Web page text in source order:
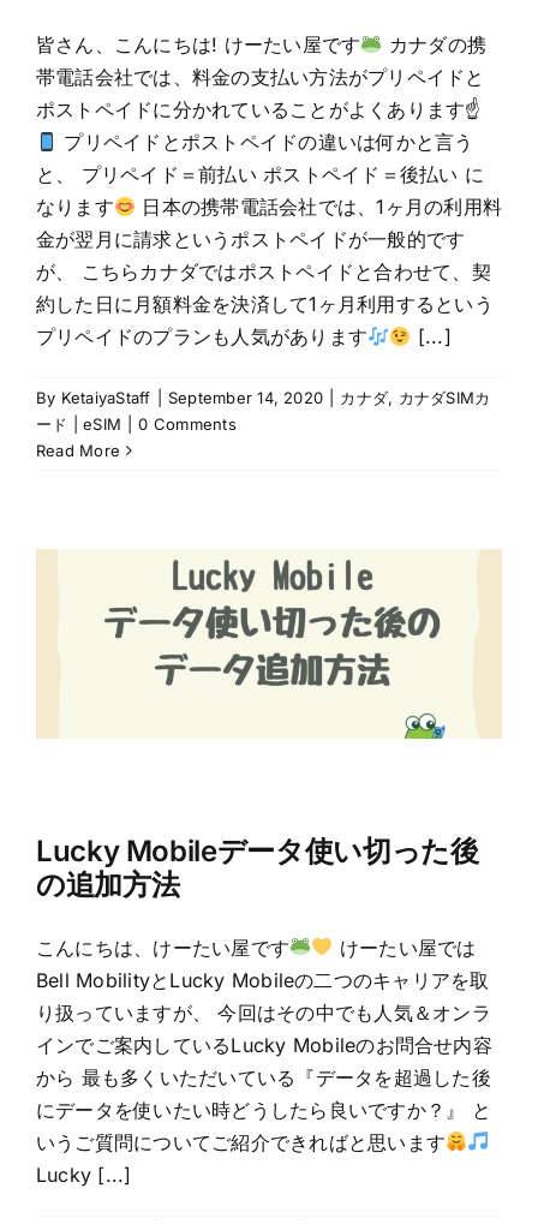
皆さん、こんにちは! けーたい屋です
カナダの携
帯電話会社では、料金の支払い方法がプリペイドと
ポストペイドに分かれていることがよくあります☝
プリペイドとポストペイドの違いは何かと言う
と、 プリペイド＝前払い ポストペイド＝後払い に
なります
日本の携帯電話会社では、1ヶ月の利用料
金が翌月に請求というポストペイドが一般的です
が、 こちらカナダではポストペイドと合わせて、契
約した日に月額料金を決済して1ヶ月利用するという
プリペイドのプランも人気があります
[...]
By KetaiyaStaff September 14, 2020 カナダ, カナダSIMカ
ード | eSIM
0 Comments
Read More
Lucky Mobileデータ使い切った後
の追加方法
こんにちは、けーたい屋です
けーたい屋では
Bell MobilityとLucky Mobileの二つのキャリアを取
り扱っていますが、 今回はその中でも人気＆オンラ
インでご案内しているLucky Mobileのお問合せ内容
から 最も多くいただいている『データを超過した後
にデータを使いたい時どうしたら良いですか？』 と
いうご質問についてご紹介できればと思います
Lucky [...]